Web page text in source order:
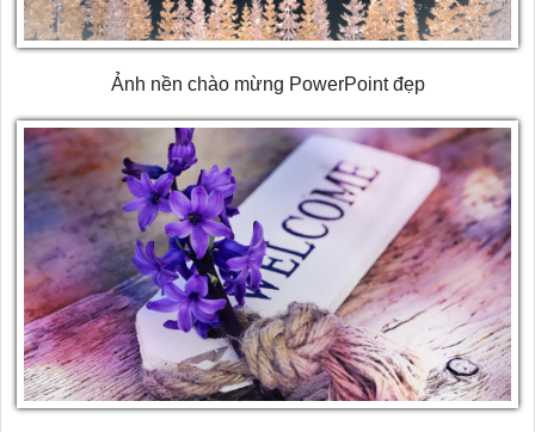
Ảnh nền chào mừng PowerPoint đẹp